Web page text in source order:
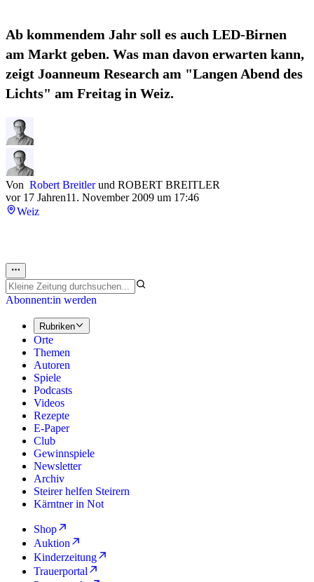
Ab kommendem Jahr soll es auch LED-Birnen
am Markt geben. Was man davon erwarten kann,
zeigt Joanneum Research am "Langen Abend des
Lichts" am Freitag in Weiz.
Von Robert Breitlerund ROBERT BREITLER
vor 17 Jahren11. November 2009 um 17:46
Weiz
Abonnent:in werden
Rubriken
Orte
Themen
Autoren
Spiele
Podcasts
Videos
Rezepte
E-Paper
Club
Gewinnspiele
Newsletter
Archiv
Steirer helfen Steirern
Kärntner in Not
Shop
Auktion
Kinderzeitung
Trauerportal